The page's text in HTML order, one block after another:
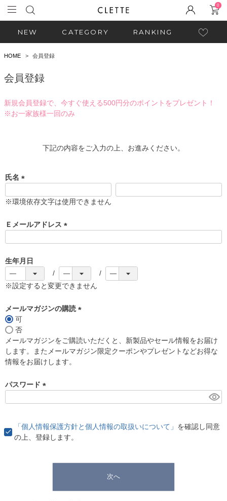
0
NEW CATEGORY RANKING
HOME 会員登録
会員登録
新規会員登録で、今すぐ使える500円分のポイントをプレゼント！
※お一家族様一回のみ
下記の内容をご入力の上、お進みください。
氏名
必
)
※環境依存文字は使用できません
Ｅメールアドレス
)
生年月日
※設定すると変更できません
メールマガジンの購読
須
)
可
否
メールマガジンをご購読いただくと、新製品やセール情報をお届け
します。またメールマガジン限定クーポンやプレゼントなどお得な
情報をお届けします。
パスワード
)
「個人情報保護方針と個人情報の取扱いについて」 を確認し同意
の上、登録します。
次へ